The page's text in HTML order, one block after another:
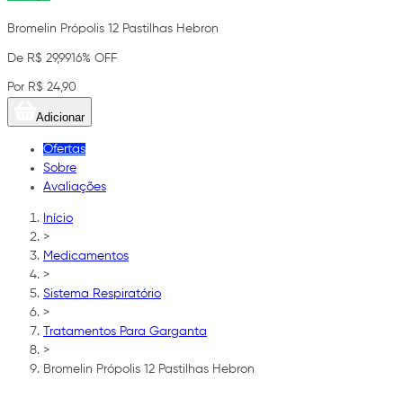
Bromelin Própolis 12 Pastilhas Hebron
De R$ 29,9916% OFF
Por R$ 24,90
Adicionar
Ofertas
Sobre
Avaliações
Início
>
Medicamentos
>
Sistema Respiratório
>
Tratamentos Para Garganta
>
Bromelin Própolis 12 Pastilhas Hebron